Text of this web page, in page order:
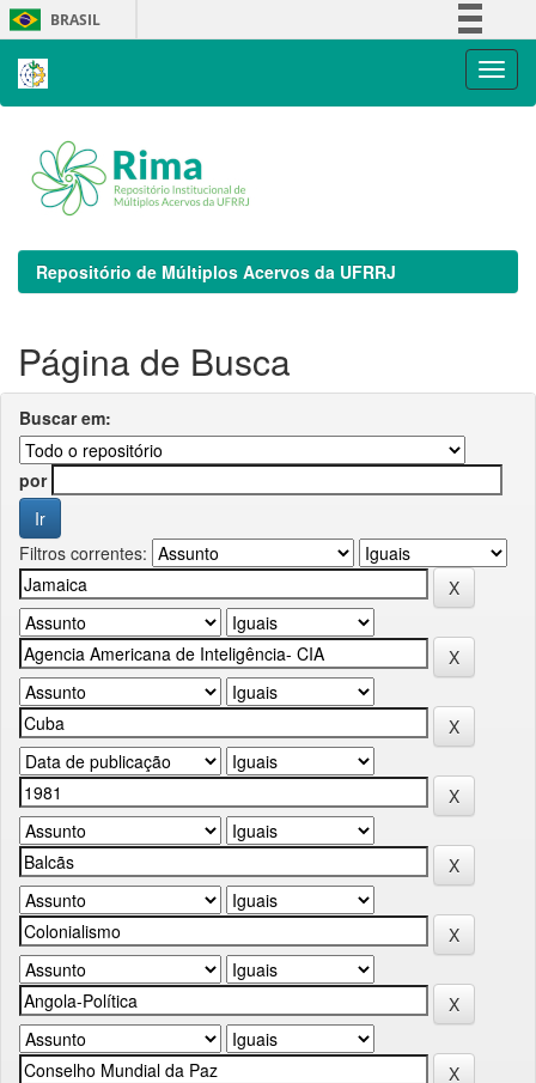
Skip
navigation
BRASIL
Repositório de Múltiplos Acervos da UFRRJ
Página de Busca
Buscar em:
por
Filtros correntes: